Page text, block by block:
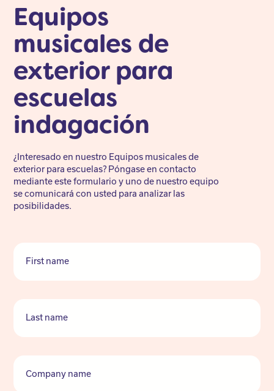
Equipos
musicales de
exterior para
escuelas
indagación
¿Interesado en nuestro Equipos musicales de
exterior para escuelas? Póngase en contacto
mediante este formulario y uno de nuestro equipo
se comunicará con usted para analizar las
posibilidades.
First name
Last name
Company name